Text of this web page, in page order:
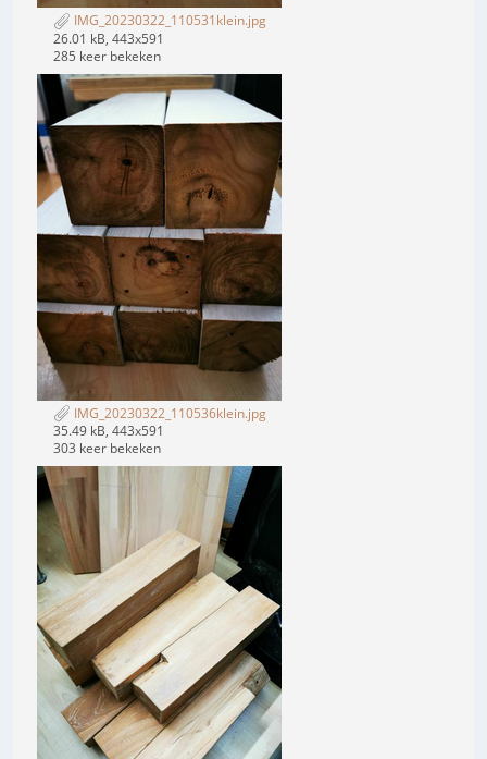
IMG_20230322_110531klein.jpg
26.01 kB, 443x591
285 keer bekeken
IMG_20230322_110536klein.jpg
35.49 kB, 443x591
303 keer bekeken